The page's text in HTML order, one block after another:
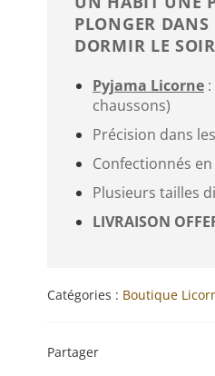
PLONGER
DORMIR LE
Pyjama Licorne
chaussons)
Précision dans
Confectionnés
Plusieurs tailles
LIVRAISON
Catégories : Boutique
Partager